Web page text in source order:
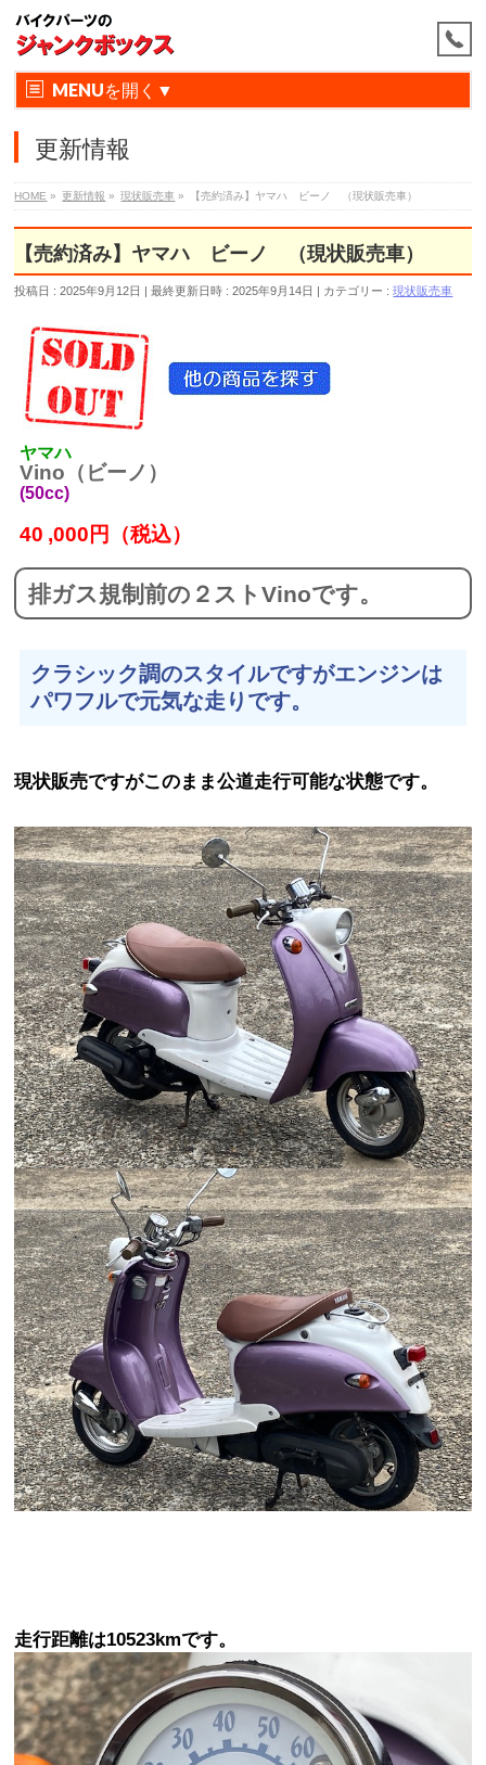
MENU
更新情報
HOME » 更新情報 » 現状販売車 » 【売約済み】ヤマハ ビーノ （現状販売車）
【売約済み】ヤマハ ビーノ （現状販売車）
投稿日 : 2025年9月12日 最終更新日時 : 2025年9月14日 カテゴリー :現状販売車
ヤマハ
Vino（ビーノ）
(50cc)
40 ,000円（税込）
排ガス規制前の２ストVinoです。
クラシック調のスタイルですがエンジンは
パワフルで元気な走りです。
現状販売ですがこのまま公道走行可能な状態です。
走行距離は10523kmです。